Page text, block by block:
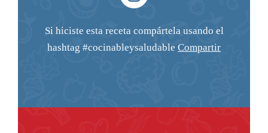
Si hiciste esta receta compártela usando el
hashtag #cocinableysaludable Compartir